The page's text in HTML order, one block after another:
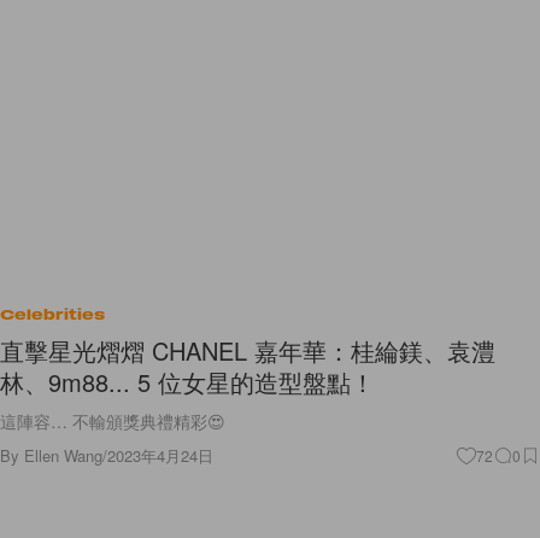
Celebrities
直擊星光熠熠 CHANEL 嘉年華：桂綸鎂、袁澧
林、9m88... 5 位女星的造型盤點！
這陣容… 不輸頒獎典禮精彩😍
By Ellen Wang/2023年4月24日 72 0